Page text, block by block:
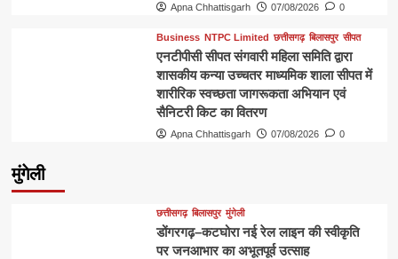
Apna Chhattisgarh 07/08/2026 0
Business NTPC Limited छत्तीसगढ़ बिलासपुर सीपत
एनटीपीसी सीपत संगवारी महिला समिति द्वारा
शासकीय कन्या उच्चतर माध्यमिक शाला सीपत में
शारीरिक स्वच्छता जागरूकता अभियान एवं
सैनिटरी किट का वितरण
Apna Chhattisgarh 07/08/2026 0
मुंगेली
छत्तीसगढ़ बिलासपुर मुंगेली
डोंगरगढ़–कटघोरा नई रेल लाइन की स्वीकृति
पर जनआभार का अभूतपूर्व उत्साह